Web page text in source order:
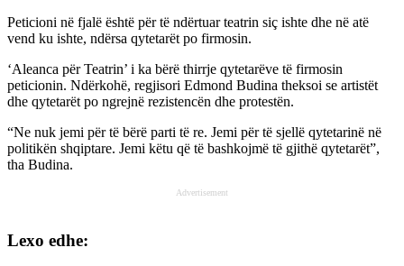
Peticioni në fjalë është për të ndërtuar teatrin siç ishte dhe në atë
vend ku ishte, ndërsa qytetarët po firmosin.
‘Aleanca për Teatrin’ i ka bërë thirrje qytetarëve të firmosin
peticionin. Ndërkohë, regjisori Edmond Budina theksoi se artistët
dhe qytetarët po ngrejnë rezistencën dhe protestën.
“Ne nuk jemi për të bërë parti të re. Jemi për të sjellë qytetarinë në
politikën shqiptare. Jemi këtu që të bashkojmë të gjithë qytetarët”,
tha Budina.
Advertisement
Lexo edhe: